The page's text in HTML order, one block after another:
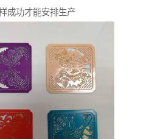
成功才能安排生产